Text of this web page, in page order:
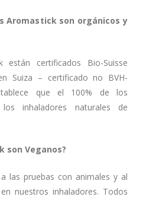
Aromastick son orgánicos y
están certificados Bio-Suisse
Suiza – certificado no BVH-
que el 100% de los
inhaladores naturales de
son Veganos?
las pruebas con animales y al
nuestros inhaladores. Todos